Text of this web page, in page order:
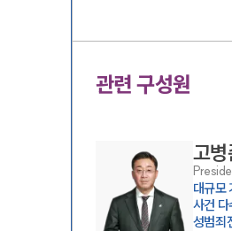
관련 구성원
고
대규모
사건
성범죄